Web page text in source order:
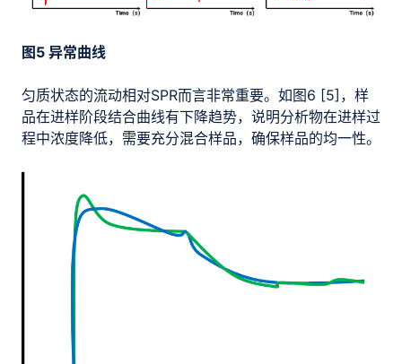
图5 异常曲线
匀质状态的流动相对SPR而言非常重要。如图6 [5]，样
品在进样阶段结合曲线有下降趋势，说明分析物在进样过
程中浓度降低，需要充分混合样品，确保样品的均一性。